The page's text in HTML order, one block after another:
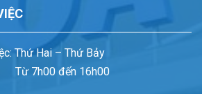
Thứ Hai – Thứ Bảy
16h00